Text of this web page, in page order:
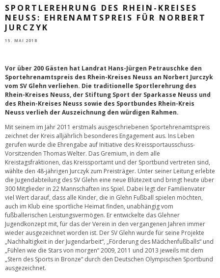
SPORTLEREHRUNG DES RHEIN-KREISES
NEUSS: EHRENAMTSPREIS FÜR NORBERT
JURCZYK
15. MAI 2018
Vor über 200 Gästen hat Landrat Hans-Jürgen Petrauschke den
Sportehrenamtspreis des Rhein-Kreises Neuss an Norbert Jurczyk
vom SV Glehn verliehen. Die traditionelle Sportlerehrung des
Rhein-Kreises Neuss, der Stiftung Sport der Sparkasse Neuss und
des Rhein-Kreises Neuss sowie des Sportbundes Rhein-Kreis
Neuss verlieh der Auszeichnung den würdigen Rahmen.
Mit seinem im Jahr 2011 erstmals ausgeschriebenen Sportehrenamtspreis
zeichnet der Kreis alljährlich besonderes Engagement aus. Ins Leben
gerufen wurde die Ehrengabe auf Initiative des Kreissportausschuss-
Vorsitzenden Thomas Welter. Das Gremium, in dem alle
Kreistagsfraktionen, das Kreissportamt und der Sportbund vertreten sind,
wählte den 48-jährigen Jurczyk zum Preisträger. Unter seiner Leitung erlebte
die Jugendabteilung des SV Glehn eine neue Blütezeit und bringt heute über
300 Mitglieder in 22 Mannschaften ins Spiel. Dabei legt der Familienvater
viel Wert darauf, dass alle Kinder, die in Glehn Fußball spielen möchten,
auch im Klub eine sportliche Heimat finden, unabhängig vom
fußballerischen Leistungsvermögen. Er entwickelte das Glehner
Jugendkonzept mit, für das der Verein in den vergangenen Jahren immer
wieder ausgezeichnet worden ist. Der SV Glehn wurde für seine Projekte
„Nachhaltigkeit in der Jugendarbeit“, „Förderung des Mädchenfußballs“ und
„Fühlen wie die Stars von morgen“ 2009, 2011 und 2013 jeweils mit dem
„Stern des Sports in Bronze“ durch den Deutschen Olympischen Sportbund
ausgezeichnet.